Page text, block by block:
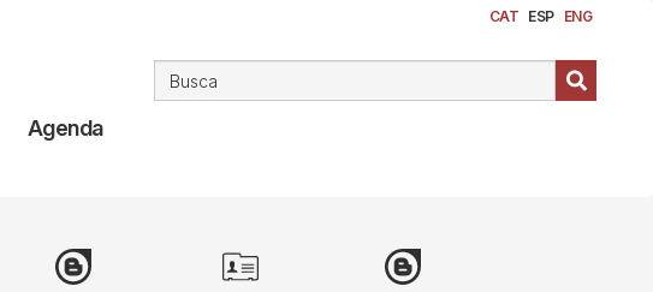
CAT ESP ENG
Agenda
Image Image Image